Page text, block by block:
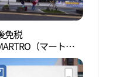
免税
（マート
・タプトン（塔洞）
트로 탑동점)